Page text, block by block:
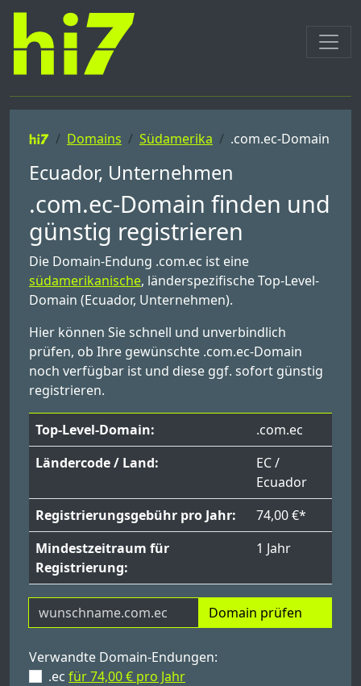
Domains Südamerika .com.ec-Domain
Ecuador, Unternehmen
.com.ec-Domain finden und
günstig registrieren
Die Domain-Endung .com.ec ist eine
südamerikanische, länderspezifische Top-Level-
Domain (Ecuador, Unternehmen).
Hier können Sie schnell und unverbindlich
prüfen, ob Ihre gewünschte .com.ec-Domain
noch verfügbar ist und diese ggf. sofort günstig
registrieren.
Top-Level-Domain:
.com.ec
Ländercode / Land:
EC /
Ecuador
Registrierungsgebühr pro Jahr:
74,00 €*
Mindestzeitraum für
Registrierung:
1 Jahr
Domain prüfen
Verwandte Domain-Endungen:
.ec für 74,00 € pro Jahr